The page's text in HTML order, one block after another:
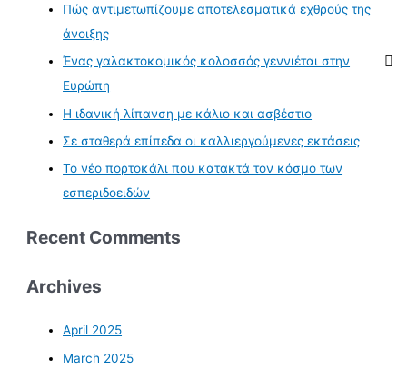
Πώς αντιμετωπίζουμε αποτελεσματικά εχθρούς της
άνοιξης
Ένας γαλακτοκομικός κολοσσός γεννιέται στην
Ευρώπη
Η ιδανική λίπανση με κάλιο και ασβέστιο
Σε σταθερά επίπεδα οι καλλιεργούμενες εκτάσεις
Το νέο πορτοκάλι που κατακτά τον κόσμο των
εσπεριδοειδών
Recent Comments
Archives
April 2025
March 2025